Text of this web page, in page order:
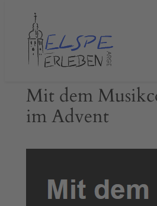
springen
Mit dem
im Advent